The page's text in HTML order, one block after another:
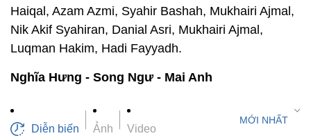
Haiqal, Azam Azmi, Syahir Bashah, Mukhairi Ajmal,
Nik Akif Syahiran, Danial Asri, Mukhairi Ajmal,
Luqman Hakim, Hadi Fayyadh.
Nghĩa Hưng - Song Ngư - Mai Anh
Diễn biến Ảnh Video